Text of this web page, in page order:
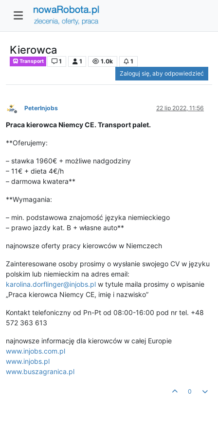
Kierowca
Transport 1 1 1.0k
1
Zaloguj się, aby odpowiedzieć
Niedostępny
PeterInjobs 22 lip 2022, 11:56
Praca kierowca Niemcy CE. Transport palet.
**Oferujemy:
– stawka 1960€ + możliwe nadgodziny
– 11€ + dieta 4€/h
– darmowa kwatera**
**Wymagania:
– min. podstawowa znajomość języka niemieckiego
– prawo jazdy kat. B + własne auto**
najnowsze oferty pracy kierowców w Niemczech
Zainteresowane osoby prosimy o wysłanie swojego CV w języku
polskim lub niemieckim na adres email:
karolina.dorflinger@injobs.pl w tytule maila prosimy o wpisanie
„Praca kierowca Niemcy CE, imię i nazwisko”
Kontakt telefoniczny od Pn-Pt od 08:00-16:00 pod nr tel. +48
572 363 613
najnowsze informację dla kierowców w całej Europie
www.injobs.com.pl
www.injobs.pl
www.buszagranica.pl
0